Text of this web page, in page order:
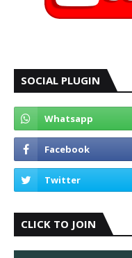
SOCIAL PLUGIN
CLICK TO JOIN